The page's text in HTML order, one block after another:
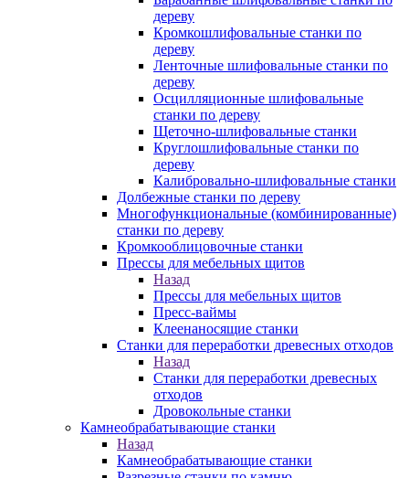
дереву
Кромкошлифовальные станки по
дереву
Ленточные шлифовальные станки по
дереву
Осцилляционные шлифовальные
станки по дереву
Щеточно-шлифовальные станки
Круглошлифовальные станки по
дереву
Калибровально-шлифовальные станки
Долбежные станки по дереву
Многофункциональные (комбинированные)
станки по дереву
Кромкооблицовочные станки
Прессы для мебельных щитов
Назад
Прессы для мебельных щитов
Пресс-ваймы
Клеенаносящие станки
Станки для переработки древесных отходов
Назад
Станки для переработки древесных
отходов
Дровокольные станки
Камнеобрабатывающие станки
Назад
Камнеобрабатывающие станки